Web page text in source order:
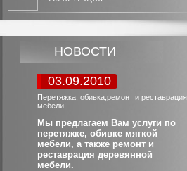
НОВОСТИ
03.09.2010
Перетяжка, обивка,ремонт и реставрация
мебели!
Мы предлагаем Вам услуги по
перетяжке, обивке мягкой
мебели, а также ремонт и
реставрация деревянной
мебели.